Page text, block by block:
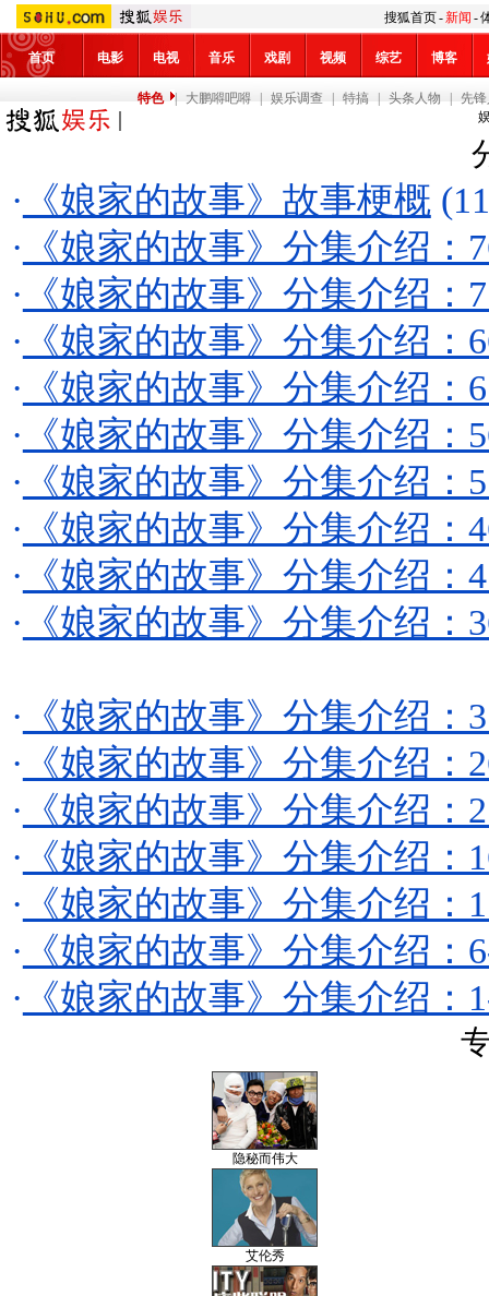
搜狐首页-新闻 -
首页 电影 电视 音乐 戏剧 视频 综艺 博客
特色 大鹏嘚吧嘚 娱乐调查 特搞 头条人物
先
· 《娘家的故事》故事梗概
· 《娘家的故事》分集介绍：
· 《娘家的故事》分集介绍：
· 《娘家的故事》分集介绍：
· 《娘家的故事》分集介绍：
· 《娘家的故事》分集介绍：
· 《娘家的故事》分集介绍：
· 《娘家的故事》分集介绍：
· 《娘家的故事》分集介绍：
· 《娘家的故事》分集介绍：
· 《娘家的故事》分集介绍：
· 《娘家的故事》分集介绍：
· 《娘家的故事》分集介绍：
· 《娘家的故事》分集介绍：
· 《娘家的故事》分集介绍：
· 《娘家的故事》分集介绍：
· 《娘家的故事》分集介绍：
隐秘而伟大
艾伦秀